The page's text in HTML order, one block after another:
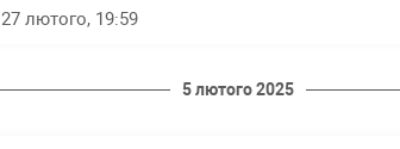
27 лютого, 19:59
5 лютого 2025